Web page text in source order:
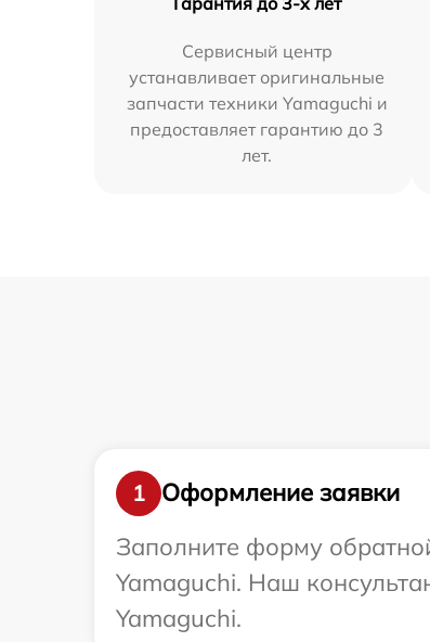
Сервисный центр
устанавливает оригинальные
запчасти техники Yamaguchi и
предоставляет гарантию до 3
лет.
1
Оформление заявки
Заполните форму
Yamaguchi. Наш
Yamaguchi.